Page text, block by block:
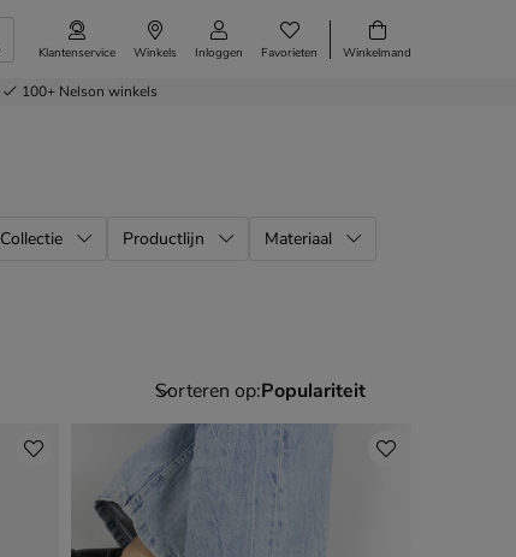
Klantenservice Winkels Inloggen Favorieten Winkelmand
100+ Nelson winkels
Collectie Productlijn
Materiaal
Sorteren op: